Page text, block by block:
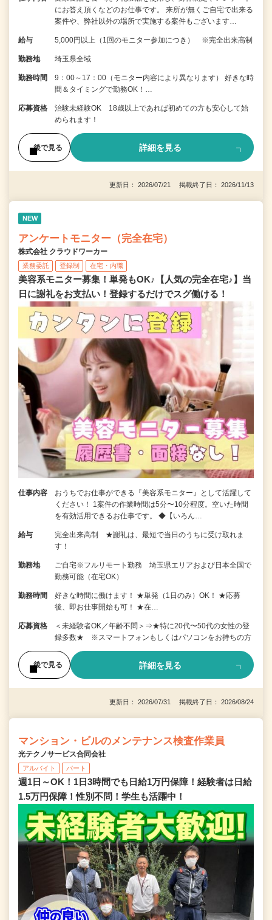
にお答え頂くなどのお仕事です。 来所が無くご自宅で出来る
案件や、弊社以外の場所で実施する案件もございます…
給与 5,000円以上（1回のモニター参加につき） ※完全出来高制
勤務地 埼玉県全域
勤務時間
9：00～17：00（モニター内容により異なります） 好きな時
間＆タイミングで勤務OK！…
応募資格
治験未経験OK 18歳以上であれば初めての方も安心して始
められます！
後で見る 詳細を見る
更新日： 2026/07/21 掲載終了日： 2026/11/13
NEW
アンケートモニター（完全在宅）
株式会社 クラウドワーカー
業務委託 登録制 在宅・内職
美容系モニター募集！単発もOK♪【人気の完全在宅♪】当
日に謝礼をお支払い！登録するだけでスグ働ける！
仕事内容
おうちでお仕事ができる『美容系モニター』として活躍して
ください！ 1案件の作業時間は5分〜10分程度。空いた時間
を有効活用できるお仕事です。 ◆【いろん…
給与
完全出来高制 ★謝礼は、最短で当日のうちに受け取れま
す！
勤務地
ご自宅※フルリモート勤務 埼玉県エリアおよび日本全国で
勤務可能（在宅OK）
勤務時間
好きな時間に働けます！ ★単発（1日のみ）OK！ ★応募
後、即お仕事開始も可！ ★在…
応募資格
＜未経験者OK／年齢不問＞⇒★特に20代〜50代の女性の登
録多数★ ※スマートフォンもしくはパソコンをお持ちの方
後で見る 詳細を見る
更新日： 2026/07/31 掲載終了日： 2026/08/24
マンション・ビルのメンテナンス検査作業員
光テクノサービス合同会社
アルバイト パート
週1日～OK！1日3時間でも日給1万円保障！経験者は日給
1.5万円保障！性別不問！学生も活躍中！